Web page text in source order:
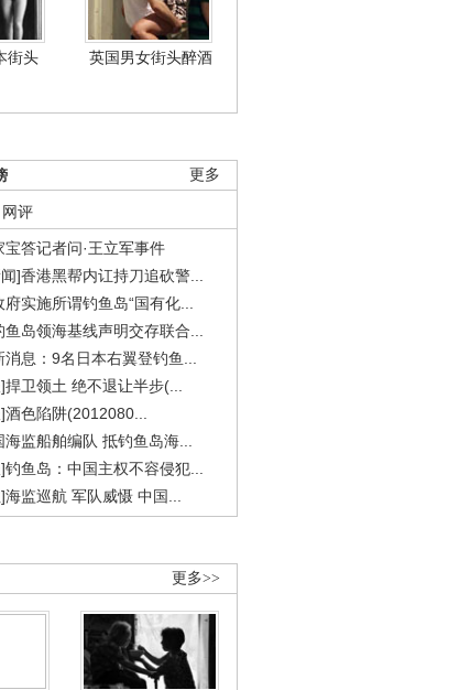
街头 英国男女街头醉酒
更多
网评
宝答记者问·王立军事件
]香港黑帮内讧持刀追砍警...
实施所谓钓鱼岛“国有化...
岛领海基线声明交存联合...
息：9名日本右翼登钓鱼...
卫领土 绝不退让半步(...
色陷阱(2012080...
监船舶编队 抵钓鱼岛海...
鱼岛：中国主权不容侵犯...
监巡航 军队威慑 中国...
更多>>